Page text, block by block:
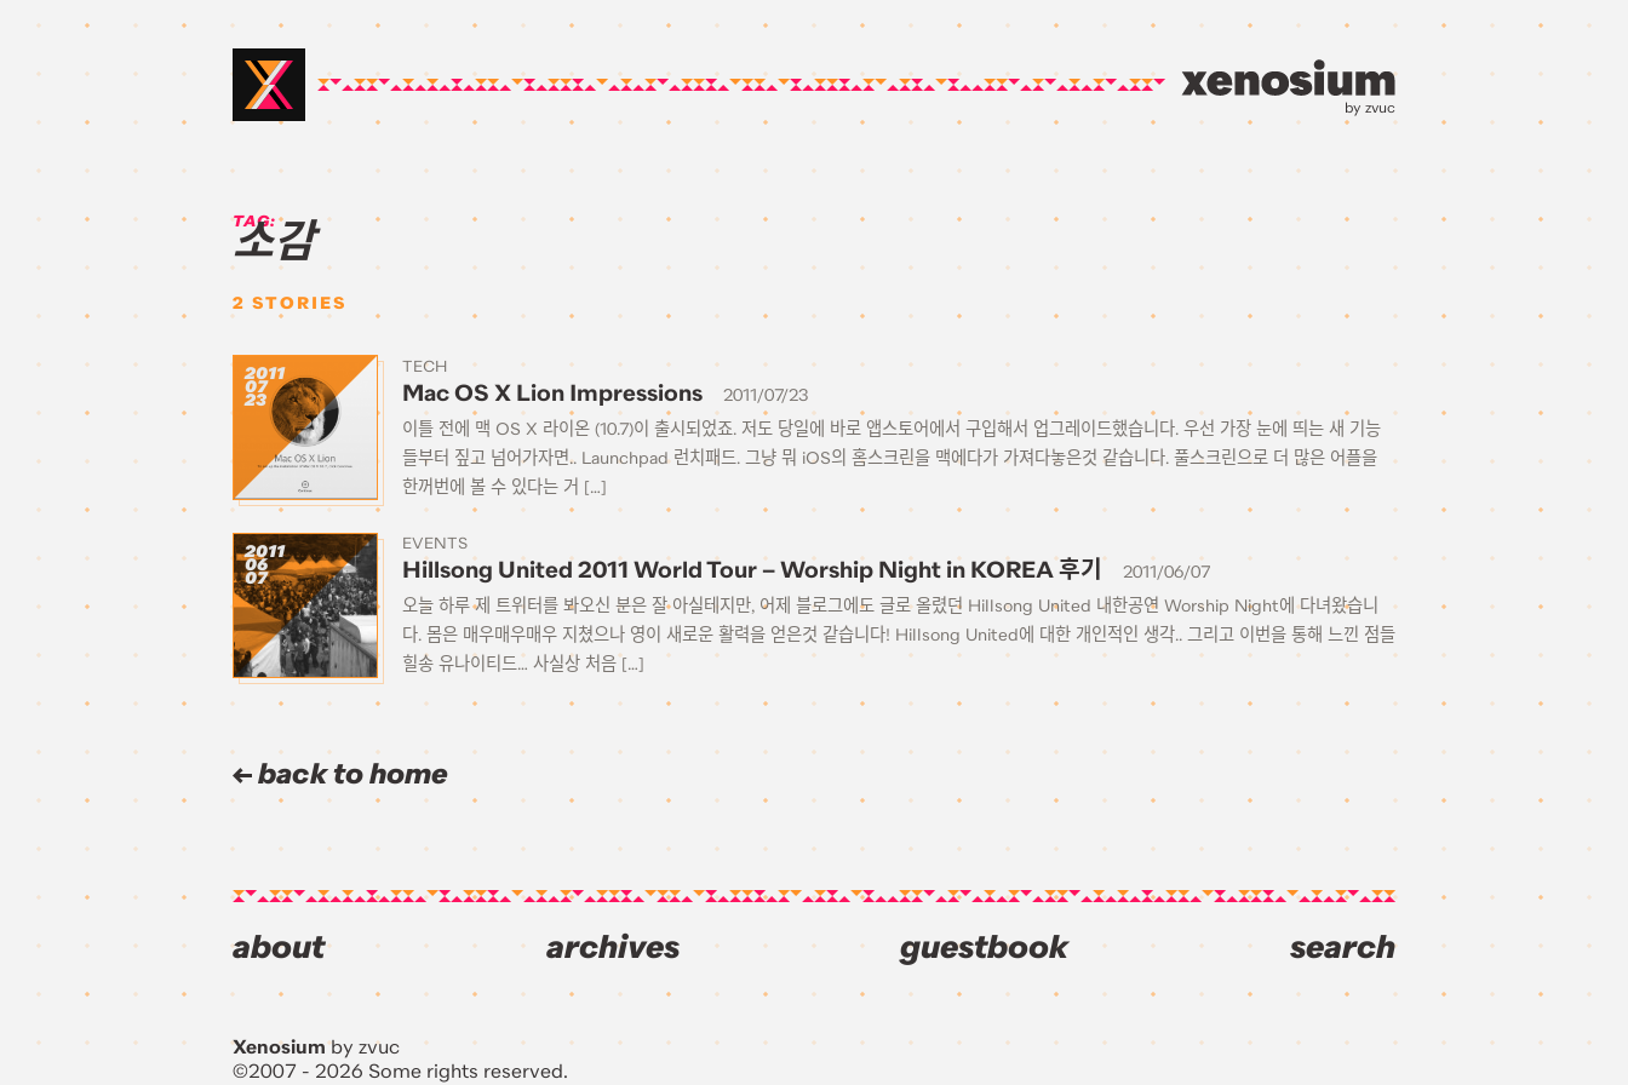
by zvuc
TAG:
소감
2 STORIES
2011
07
23
TECH
Mac OS X Lion Impressions
2011/07/23
이틀 전에 맥 OS X 라이온 (10.7)이 출시되었죠. 저도 당일에 바로 앱스토어에서 구입해서 업그레이드했습니다. 우선 가장 눈에 띄는 새 기능
들부터 짚고 넘어가자면.. Launchpad 런치패드. 그냥 뭐 iOS의 홈스크린을 맥에다가 가져다놓은것 같습니다. 풀스크린으로 더 많은 어플을
한꺼번에 볼 수 있다는 거 […]
2011
06
07
EVENTS
Hillsong United 2011 World Tour – Worship Night in KOREA 후기
2011/06/07
오늘 하루 제 트위터를 봐오신 분은 잘 아실테지만, 어제 블로그에도 글로 올렸던 Hillsong United 내한공연 Worship Night에 다녀왔습니
다. 몸은 매우매우매우 지쳤으나 영이 새로운 활력을 얻은것 같습니다! Hillsong United에 대한 개인적인 생각.. 그리고 이번을 통해 느낀 점들
힐송 유나이티드… 사실상 처음 […]
back to home
about archives guestbook search
Xenosiumby zvuc
©2007 - 2026 Some rights reserved.